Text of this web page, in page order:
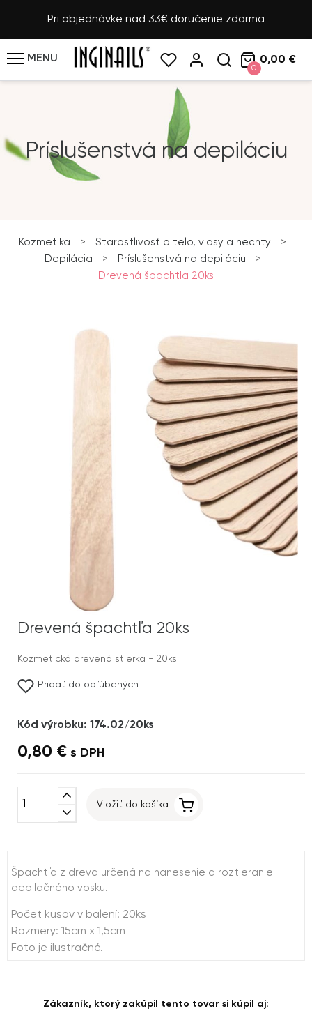
Pri objednávke nad 33€ doručenie zdarma
MENU
0
0,00 €
Príslušenstvá na depiláciu
Kozmetika > Starostlivosť o telo, vlasy a nechty
>
Depilácia
> Príslušenstvá na depiláciu
>
Drevená špachtľa 20ks
Drevená špachtľa 20ks
Kozmetická drevená stierka - 20ks
Pridať do obľúbených
Kód výrobku: 174.02/20ks
0,80 € s DPH
expand_less
expand_more
Vložiť do košíka
Špachtľa z dreva určená na nanesenie a roztieranie
depilačného vosku.
Počet kusov v balení: 20ks
Rozmery: 15cm x 1,5cm
Foto je ilustračné.
Zákazník, ktorý zakúpil tento tovar si kúpil aj: